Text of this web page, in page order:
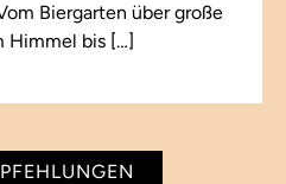
Biergarten über große
Himmel bis […]